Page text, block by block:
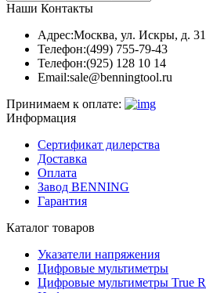
Наши Контакты
Адрес:Москва, ул. Искры, д.
Телефон:(499) 755-79-43
Телефон:(925) 128 10 14
Email:sale@benningtool.ru
Принимаем к оплате:
Информация
Сертификат дилерства
Доставка
Оплата
Завод BENNING
Гарантия
Каталог товаров
Указатели напряжения
Цифровые мультиметры
Цифровые мультиметры True